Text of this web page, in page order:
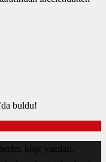
buldu!
köşe yazıları,